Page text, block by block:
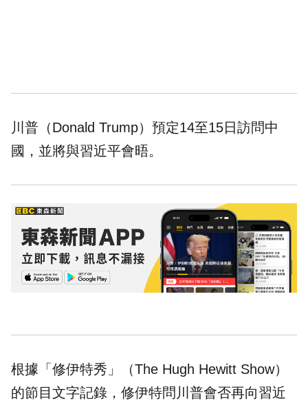
川普（Donald Trump）預定14至15日訪問中
國，並將與習近平會晤。
根據「修伊特秀」（The Hugh Hewitt Show）
的節目文字記錄，修伊特問川普會否再向習近